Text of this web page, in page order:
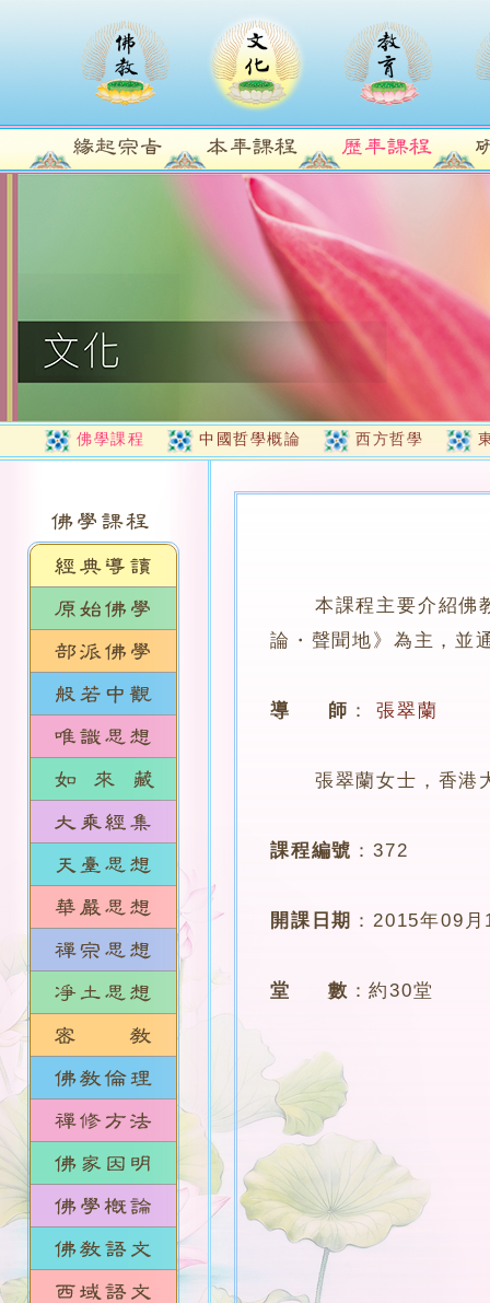
佛學課程 中國哲學概論 西方哲學
本課程主要介紹佛
論・聲聞地》為主，並
導 師 ： 張翠蘭
張翠蘭女士，香港
課程編號 ：372
開課日期 ：2015年09月
堂 數 ：約30堂